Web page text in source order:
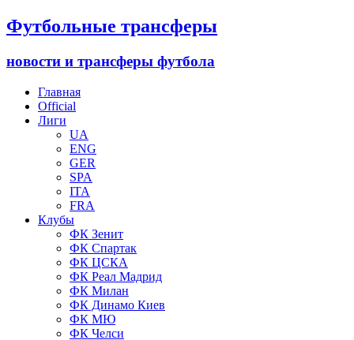
Футбольные трансферы
новости и трансферы футбола
Главная
Official
Лиги
UA
ENG
GER
SPA
ITA
FRA
Клубы
ФК Зенит
ФК Спартак
ФК ЦСКА
ФК Реал Мадрид
ФК Милан
ФК Динамо Киев
ФК МЮ
ФК Челси